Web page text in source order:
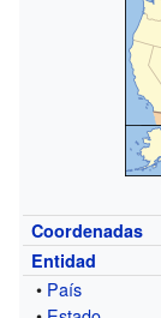
Coordenadas
Entidad
• País